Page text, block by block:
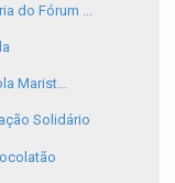
do Fórum ...
Marist...
Solidário